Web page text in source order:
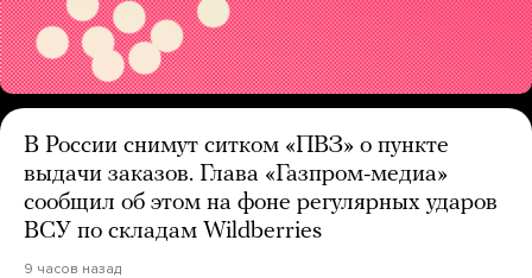
В России снимут ситком «ПВЗ» о пункте
выдачи заказов. Глава «Газпром-медиа»
сообщил об этом на фоне регулярных ударов
ВСУ по складам Wildberries
9 часов назад